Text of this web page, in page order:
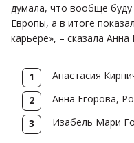
думала, что вообще
Европы, а в итоге
карьере», – сказала Анна
Анастасия
Анна Егорова,
Изабель Мари